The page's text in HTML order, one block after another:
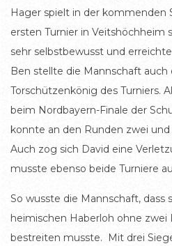
Hager spielt in der kommenden
ersten Turnier in Veitshöchheim
sehr selbstbewusst und
Ben stellte die Mannschaft auch
Torschützenkönig des Turniers.
beim Nordbayern-Finale der
konnte an den Runden zwei
Auch zog sich David eine
musste ebenso beide Turniere
So wusste die Mannschaft, dass
heimischen Haberloh ohne zwei
bestreiten musste. Mit drei